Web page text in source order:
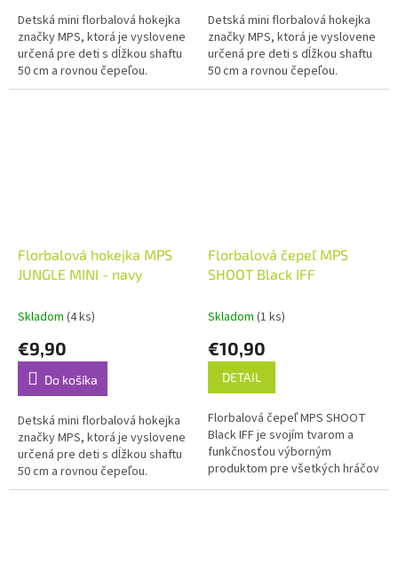
Detská mini florbalová hokejka
značky MPS, ktorá je vyslovene
určená pre deti s dĺžkou shaftu
50 cm a rovnou čepeľou.
Detská mini florbalová hokejka
značky MPS, ktorá je vyslovene
určená pre deti s dĺžkou shaftu
50 cm a rovnou čepeľou.
Florbalová hokejka MPS
JUNGLE MINI - navy
Skladom (4 ks)
€9,90
Do košíka
Detská mini florbalová hokejka
značky MPS, ktorá je vyslovene
určená pre deti s dĺžkou shaftu
50 cm a rovnou čepeľou.
Florbalová čepeľ MPS
SHOOT Black IFF
Skladom (1 ks)
€10,90
DETAIL
Florbalová čepeľ MPS SHOOT
Black IFF je svojím tvarom a
funkčnosťou výborným
produktom pre všetkých hráčov
florbalu.